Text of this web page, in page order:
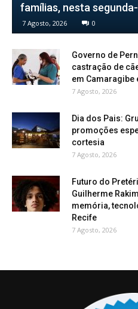
famílias, nesta
7 Agosto, 2026 0
Governo de
castração de
em Camaragibe
7 Agosto, 2026
Dia dos Pais:
promoções
cortesia
7 Agosto, 2026
Futuro do
Guilherme
memória,
Recife
7 Agosto, 2026